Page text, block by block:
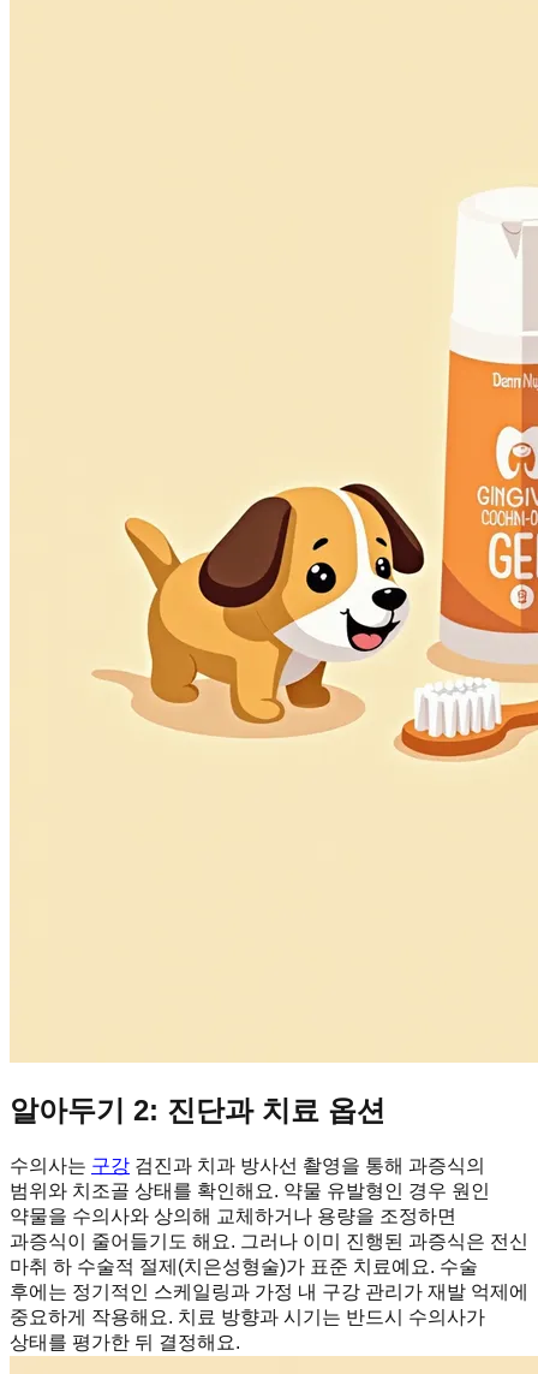
알아두기 2: 진단과 치료 옵션
수의사는 구강 검진과 치과 방사선 촬영을 통해 과증식의
범위와 치조골 상태를 확인해요. 약물 유발형인 경우 원인
약물을 수의사와 상의해 교체하거나 용량을 조정하면
과증식이 줄어들기도 해요. 그러나 이미 진행된 과증식은 전신
마취 하 수술적 절제(치은성형술)가 표준 치료예요. 수술
후에는 정기적인 스케일링과 가정 내 구강 관리가 재발 억제에
중요하게 작용해요. 치료 방향과 시기는 반드시 수의사가
상태를 평가한 뒤 결정해요.